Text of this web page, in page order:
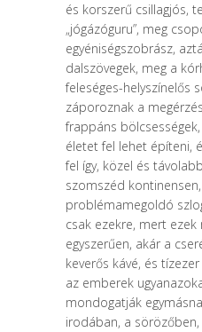
és korszerű csillagjós,
„jógázóguru”, meg
egyéniségszobrász,
dalszövegek, meg a
feleséges-helyszínelős
záporoznak a
frappáns
életet fel lehet építeni,
fel így, közel és
szomszéd
problémamegoldó
csak ezekre, mert
egyszerűen, akár a
keverős kávé, és
az emberek
mondogatják
iro­dában, a